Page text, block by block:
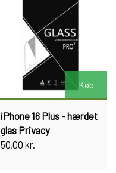
Køb
iPhone 16 Plus - hærdet
glas Privacy
50,00 kr.